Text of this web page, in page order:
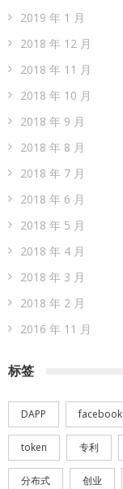
2019 年 1 月
2018 年 12 月
2018 年 11 月
2018 年 10 月
2018 年 9 月
2018 年 8 月
2018 年 7 月
2018 年 6 月
2018 年 5 月
2018 年 4 月
2018 年 3 月
2018 年 2 月
2016 年 11 月
标签
DAPP facebook
token 专利
分布式 创业